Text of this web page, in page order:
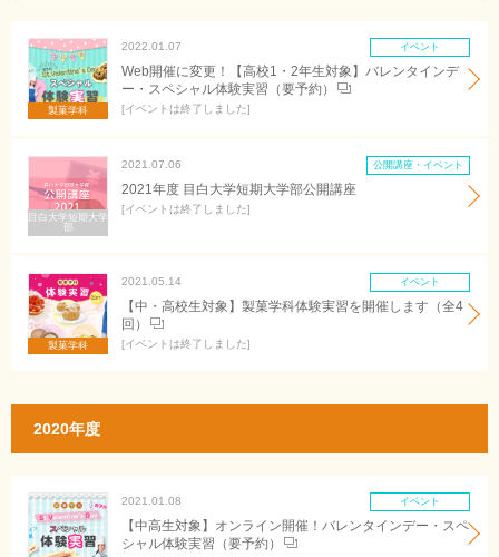
2022.01.07 イベント
Web開催に変更！【高校1・2年生対象】バレンタインデ
ー・スペシャル体験実習（要予約）
イベントは終了しました
製菓学科
2021.07.06 公開講座・イベント
2021年度 目白大学短期大学部公開講座
イベントは終了しました
目白大学短期大学
部
2021.05.14 イベント
【中・高校生対象】製菓学科体験実習を開催します（全4
回）
イベントは終了しました
製菓学科
2020年度
2021.01.08 イベント
【中高生対象】オンライン開催！バレンタインデー・スペ
シャル体験実習（要予約）